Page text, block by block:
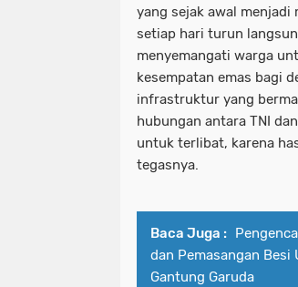
yang sejak awal
setiap hari turun
menyemangati warga
kesempatan emas bagi
infrastruktur yang
hubungan antara TNI
untuk terlibat, karena
tegasnya.
Baca Juga :
dan Pemasangan Besi
Gantung Garuda